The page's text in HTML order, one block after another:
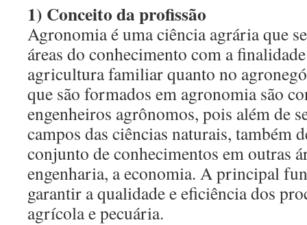
1) Conceito da profissão
Agronomia é uma ciência agrária que
áreas do conhecimento com a
agricultura familiar quanto no
que são formados em agronomia são
engenheiros agrônomos, pois além de
campos das ciências naturais, também
conjunto de conhecimentos em outras
engenharia, a economia. A principal
garantir a qualidade e eficiência dos
agrícola e pecuária.